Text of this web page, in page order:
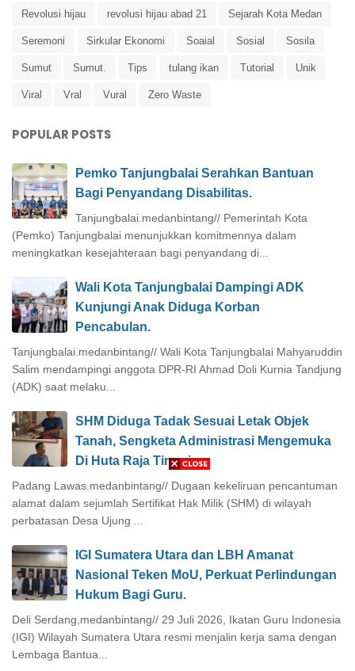
Revolusi hijau revolusi hijau abad 21 Sejarah Kota Medan
Seremoni Sirkular Ekonomi Soaial Sosial Sosila
Sumut Sumut. Tips tulang ikan Tutorial Unik
Viral Vral Vural Zero Waste
POPULAR POSTS
Pemko Tanjungbalai Serahkan Bantuan
Bagi Penyandang Disabilitas.
Tanjungbalai.medanbintang// Pemerintah Kota
(Pemko) Tanjungbalai menunjukkan komitmennya dalam
meningkatkan kesejahteraan bagi penyandang di...
Wali Kota Tanjungbalai Dampingi ADK
Kunjungi Anak Diduga Korban
Pencabulan.
Tanjungbalai.medanbintang// Wali Kota Tanjungbalai Mahyaruddin
Salim mendampingi anggota DPR-RI Ahmad Doli Kurnia Tandjung
(ADK) saat melaku...
SHM Diduga Tadak Sesuai Letak Objek
Tanah, Sengketa Administrasi Mengemuka
Di Huta Raja Tinggi.
Padang Lawas.medanbintang// Dugaan kekeliruan pencantuman
alamat dalam sejumlah Sertifikat Hak Milik (SHM) di wilayah
perbatasan Desa Ujung ...
IGI Sumatera Utara dan LBH Amanat
Nasional Teken MoU, Perkuat Perlindungan
Hukum Bagi Guru.
Deli Serdang,medanbintang// 29 Juli 2026, Ikatan Guru Indonesia
(IGI) Wilayah Sumatera Utara resmi menjalin kerja sama dengan
Lembaga Bantua...